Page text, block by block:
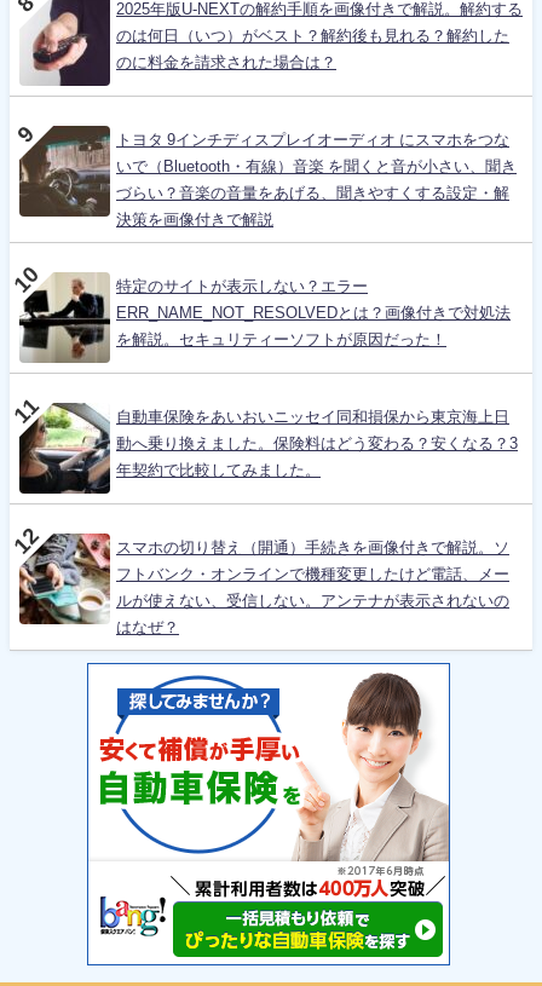
2025年版U-NEXTの解約手順を画像付きで解説。解約する
のは何日（いつ）がベスト？解約後も見れる？解約した
のに料金を請求された場合は？
トヨタ 9インチディスプレイオーディオ にスマホをつな
いで（Bluetooth・有線）音楽 を聞くと音が小さい、聞き
づらい？音楽の音量をあげる、聞きやすくする設定・解
決策を画像付きで解説
特定のサイトが表示しない？エラー
ERR_NAME_NOT_RESOLVEDとは？画像付きで対処法
を解説。セキュリティーソフトが原因だった！
自動車保険をあいおいニッセイ同和損保から東京海上日
動へ乗り換えました。保険料はどう変わる？安くなる？3
年契約で比較してみました。
スマホの切り替え（開通）手続きを画像付きで解説。ソ
フトバンク・オンラインで機種変更したけど電話、メー
ルが使えない、受信しない。アンテナが表示されないの
はなぜ？